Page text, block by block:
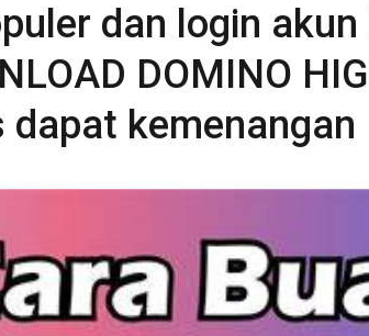
dan login
DOMINO
dapat kemenangan